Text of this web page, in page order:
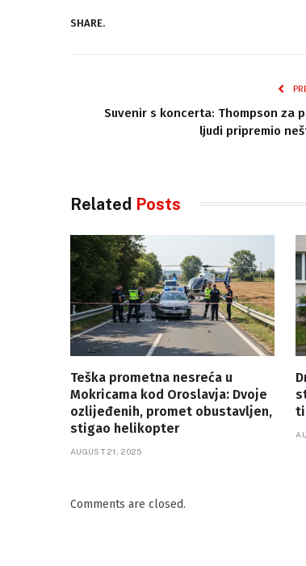
SHARE.
Suvenir s koncerta: Thompson za
ljudi pripremio
Related Posts
Teška prometna nesreća u
Mokricama kod Oroslavja: Dvoje
ozlijeđenih, promet obustavljen,
stigao helikopter
AUGUST 21, 2025
Comments are closed.